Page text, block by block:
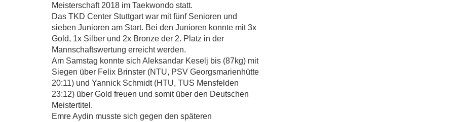
Meisterschaft 2018 im Taekwondo statt.
Das TKD Center Stuttgart war mit fünf Senioren und
sieben Junioren am Start. Bei den Junioren konnte mit 3x
Gold, 1x Silber und 2x Bronze der 2. Platz in der
Mannschaftswertung erreicht werden.
Am Samstag konnte sich Aleksandar Keselj bis (87kg) mit
Siegen über Felix Brinster (NTU, PSV Georgsmarienhütte
20:11) und Yannick Schmidt (HTU, TUS Mensfelden
23:12) über Gold freuen und somit über den Deutschen
Meistertitel.
Emre Aydin musste sich gegen den späteren